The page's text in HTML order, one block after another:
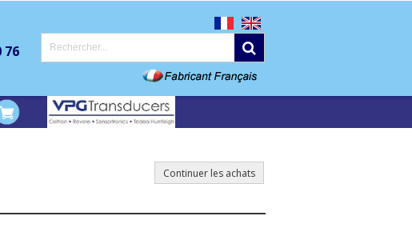
76
Continuer les achats